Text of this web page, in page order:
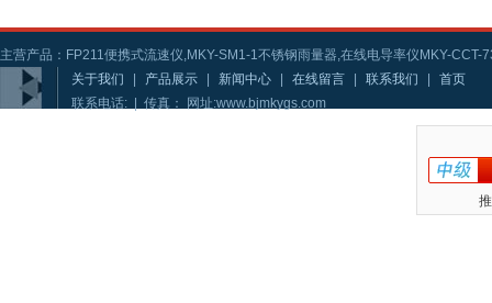
主营产品：FP211便携式流速仪,MKY-SM1-1不锈钢雨量器,在线电导率仪MKY-CCT-
关于我们
产品展示 新闻中心 在线留言 联系我们
首页
联系电话: | 传真： 网址:www.bjmkygs.com